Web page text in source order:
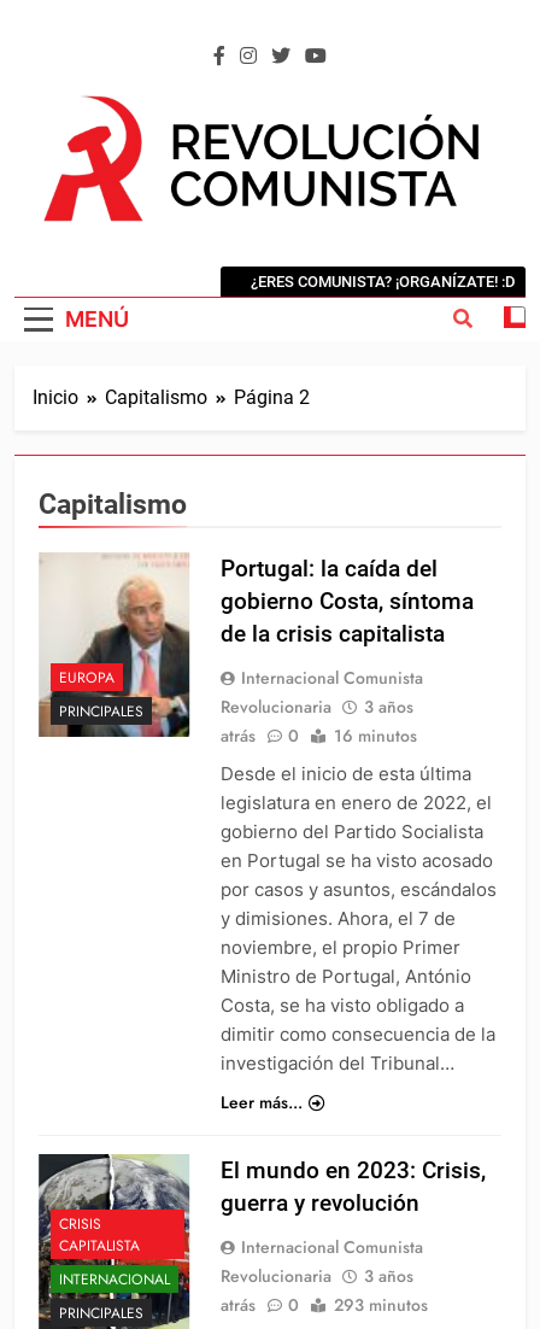
MENÚ
¿ERES COMUNISTA? ¡ORGANÍZATE! :D
Inicio Capitalismo Página 2
Capitalismo
EUROPA
PRINCIPALES
Portugal: la caída del
gobierno Costa, síntoma
de la crisis capitalista
Internacional Comunista
Revolucionaria
3 años
atrás
0 16 minutos
Desde el inicio de esta última
legislatura en enero de 2022, el
gobierno del Partido Socialista
en Portugal se ha visto acosado
por casos y asuntos, escándalos
y dimisiones. Ahora, el 7 de
noviembre, el propio Primer
Ministro de Portugal, António
Costa, se ha visto obligado a
dimitir como consecuencia de la
investigación del Tribunal…
Leer más...
CRISIS
CAPITALISTA
INTERNACIONAL
PRINCIPALES
El mundo en 2023: Crisis,
guerra y revolución
Internacional Comunista
Revolucionaria
3 años
atrás
0 293 minutos